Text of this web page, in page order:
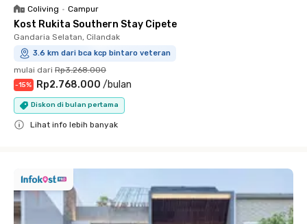
Coliving • Campur
Kost Rukita Southern Stay Cipete
Gandaria Selatan, Cilandak
3.6 km dari bca kcp bintaro veteran
mulai dari Rp3.268.000
-15% Rp2.768.000 /bulan
Diskon di bulan pertama
Lihat info lebih banyak